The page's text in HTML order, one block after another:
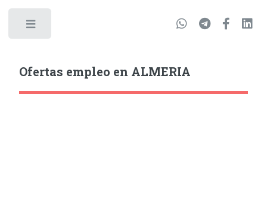
Ofertas empleo en ALMERIA